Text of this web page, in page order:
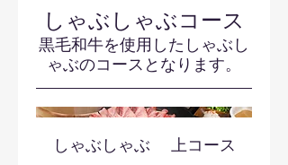
しゃぶしゃぶコース
黒毛和牛を使用したしゃぶし
ゃぶのコースとなります。
しゃぶしゃぶ 上コース